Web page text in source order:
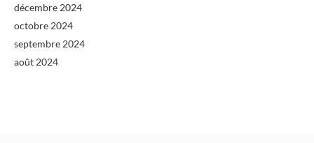
décembre 2024
octobre 2024
septembre 2024
août 2024